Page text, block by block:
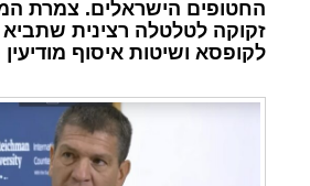
החטופים הישראלים. צמרת
זקוקה לטלטלה רצינית
לקופסא ושיטות איסוף